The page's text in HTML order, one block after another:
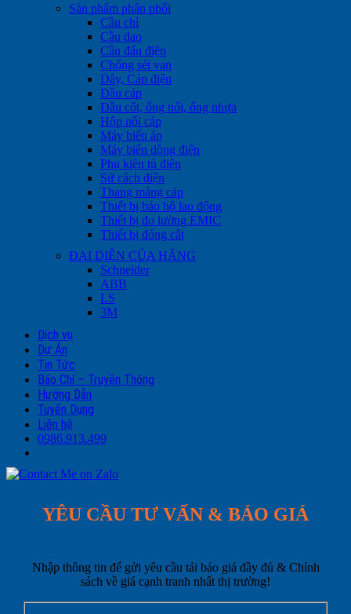
Sản phẩm phân phối
Cầu chì
Cầu dao
Cầu đấu điện
Chống sét van
Dây, Cáp điện
Đầu cáp
Đầu cốt, ống nối, ống nhựa
Hộp nối cáp
Máy biến áp
Máy biến dòng điện
Phụ kiện tủ điện
Sứ cách điện
Thang máng cáp
Thiết bị bảo hộ lao động
Thiết bị đo lường EMIC
Thiết bị đóng cắt
ĐẠI DIỆN CỦA HÃNG
Schneider
ABB
LS
3M
Dịch vụ
Dự Án
Tin Tức
Báo Chí – Truyền Thông
Hướng Dẫn
Tuyển Dụng
Liên hệ
0986.913.499
YÊU CẦU TƯ VẤN & BÁO GIÁ
Nhập thông tin để gửi yêu cầu tải báo giá đầy đủ & Chính
sách về giá cạnh tranh nhất thị trường!